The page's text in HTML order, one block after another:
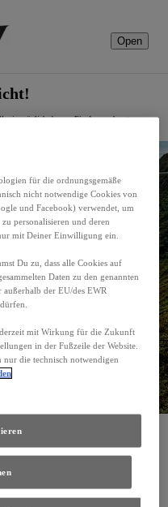
Open
wie möglich darum. Ein Ansprechpartner aus
für die ordnungsgemäße
nicht notwendige Cookies von
und Facebook) verwendet, um
personalisieren und deren
mit Deiner Einwilligung ein.
Du zu, dass alle Cookies auf
Daten zu den genannten
der EU/des EWR
mit Wirkung für die Zukunft
in der Fußzeile der Website.
die technisch notwendigen